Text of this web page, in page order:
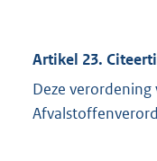
Artikel 23.
Deze